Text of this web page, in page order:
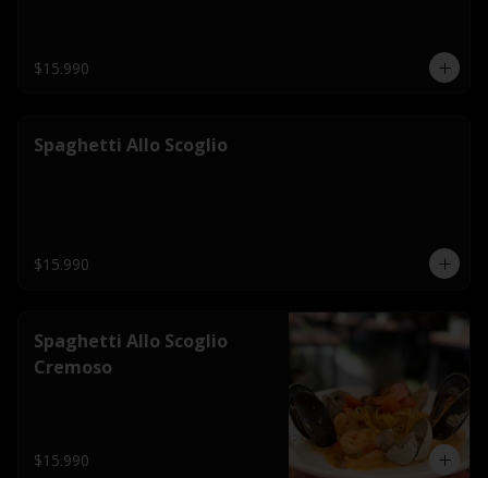
$15.990
Spaghetti Allo Scoglio
$15.990
Spaghetti Allo Scoglio
Cremoso
$15.990